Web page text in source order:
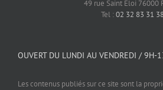
49 rue Saint Eloi 76000
Tel :02 32 83 31 38
OUVERT DU LUNDI AU VENDREDI / 9H-
Les contenus publiés sur ce site sont la